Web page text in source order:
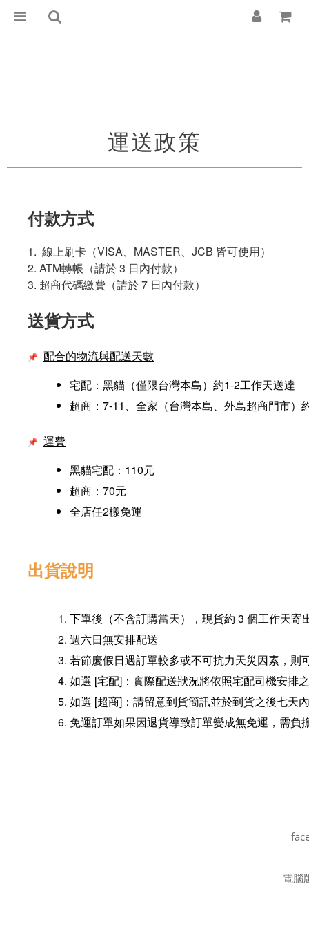
運送政策
付款方式
1. 線上刷卡（VISA、MASTER、JCB 皆可使用）
2. ATM轉帳（請於 3 日內付款）
3. 超商代碼繳費（請於 7 日內付款）
送貨方式
📌 配合的物流與配送天數
宅配：黑貓（僅限台灣本島）約1-2工作天送達
超商：7-11、全家（台灣本島、外島超商門市）
📌
運費
黑貓宅配：110元
超商：70元
全店任2樣免運
出貨說明
下單後（不含訂購當天），現貨約 3 個工作天
週六日無安排配送
若節慶假日遇訂單較多或不可抗力天災因素，則
如選 [宅配]：實際配送狀況將依照宅配司機安排
如選 [超商]：請留意到貨簡訊並於到貨之後七天
免運訂單如果因退貨導致訂單變成無免運，需負
電腦